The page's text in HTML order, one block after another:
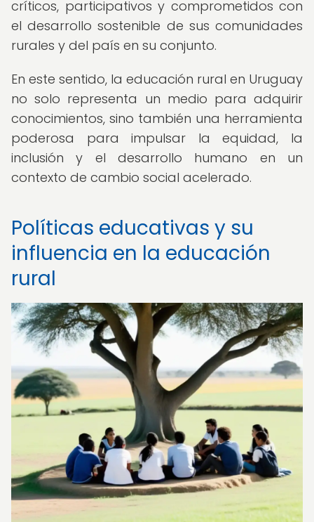
críticos, participativos y comprometidos con
el desarrollo sostenible de sus comunidades
rurales y del país en su conjunto.
En este sentido, la educación rural en Uruguay
no solo representa un medio para adquirir
conocimientos, sino también una herramienta
poderosa para impulsar la equidad, la
inclusión y el desarrollo humano en un
contexto de cambio social acelerado.
Políticas educativas y su
influencia en la educación
rural